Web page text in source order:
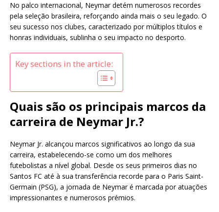
No palco internacional, Neymar detém numerosos recordes
pela seleção brasileira, reforçando ainda mais o seu legado. O
seu sucesso nos clubes, caracterizado por múltiplos títulos e
honras individuais, sublinha o seu impacto no desporto.
Key sections in the article:
Quais são os principais marcos da
carreira de Neymar Jr.?
Neymar Jr. alcançou marcos significativos ao longo da sua
carreira, estabelecendo-se como um dos melhores
futebolistas a nível global. Desde os seus primeiros dias no
Santos FC até à sua transferência recorde para o Paris Saint-
Germain (PSG), a jornada de Neymar é marcada por atuações
impressionantes e numerosos prémios.